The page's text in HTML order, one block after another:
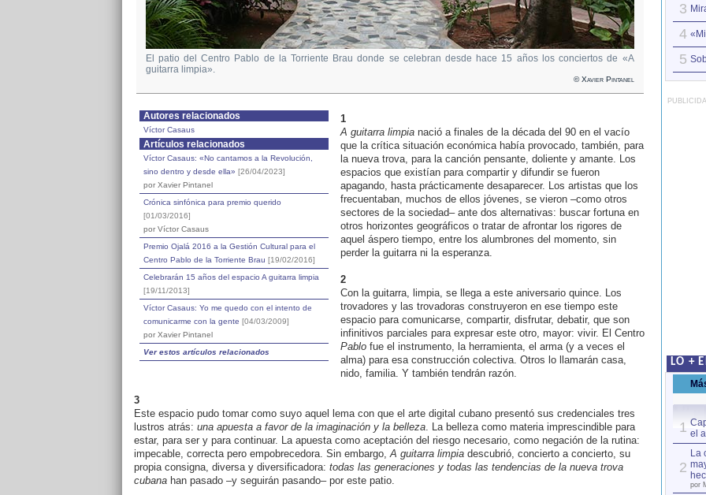
El patio del Centro Pablo de la Torriente Brau donde se celebran desde hace 15 años los conciertos de «A
guitarra limpia».
© Xavier Pintanel
Autores relacionados
Víctor Casaus
Artículos relacionados
Víctor Casaus: «No cantamos a la Revolución,
sino dentro y desde ella» [26/04/2023]
por Xavier Pintanel
Crónica sinfónica para premio querido
[01/03/2016]
por Víctor Casaus
Premio Ojalá 2016 a la Gestión Cultural para el
Centro Pablo de la Torriente Brau [19/02/2016]
Celebrarán 15 años del espacio A guitarra limpia
[19/11/2013]
Víctor Casaus: Yo me quedo con el intento de
comunicarme con la gente [04/03/2009]
por Xavier Pintanel
Ver estos artículos relacionados
1
A guitarra limpianació a finales de la década del 90 en el vacío
que la crítica situación económica había provocado, también, para
la nueva trova, para la canción pensante, doliente y amante. Los
espacios que existían para compartir y difundir se fueron
apagando, hasta prácticamente desaparecer. Los artistas que los
frecuentaban, muchos de ellos jóvenes, se vieron –como otros
sectores de la sociedad– ante dos alternativas: buscar fortuna en
otros horizontes geográficos o tratar de afrontar los rigores de
aquel áspero tiempo, entre los alumbrones del momento, sin
perder la guitarra ni la esperanza.
2
Con la guitarra, limpia, se llega a este aniversario quince. Los
trovadores y las trovadoras construyeron en ese tiempo este
espacio para comunicarse, compartir, disfrutar, debatir, que son
infinitivos parciales para expresar este otro, mayor: vivir. El Centro
Pablofue el instrumento, la herramienta, el arma (y a veces el
alma) para esa construcción colectiva. Otros lo llamarán casa,
nido, familia. Y también tendrán razón.
3
Este espacio pudo tomar como suyo aquel lema con que el arte digital cubano presentó sus credenciales tres
lustros atrás: una apuesta a favor de la imaginación y la belleza. La belleza como materia imprescindible para
estar, para ser y para continuar. La apuesta como aceptación del riesgo necesario, como negación de la rutina:
impecable, correcta pero empobrecedora. Sin embargo,A guitarra limpiadescubrió, concierto a concierto, su
propia consigna, diversa y diversificadora: todas las generaciones y todas las tendencias de la nueva trova
cubanahan pasado –y seguirán pasando– por este patio.
3
4
5
LO +
1 el
2
La
por